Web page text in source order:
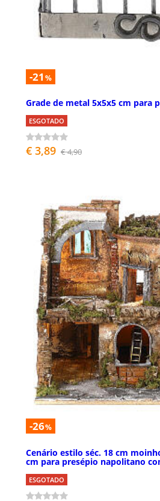
-21 %
Grade de metal 5x5x5 cm para
ESGOTADO
€ 3,89 € 4,90
-26%
Cenário estilo séc. 18 cm
cm para presépio napolitano
ESGOTADO